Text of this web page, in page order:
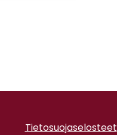
Tietosuojaselosteet